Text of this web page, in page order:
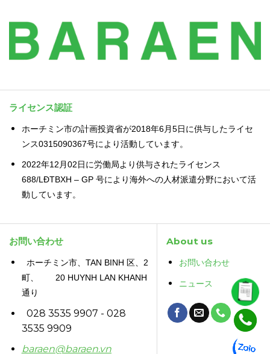
ライセンス認証
ホーチミン市の計画投資省が2018年6月5日に供与したライセ
ンス0315090367号により活動しています。
2022年12月02日に労働局より供与されたライセンス
688/LĐTBXH – GP 号により海外への人材派遣分野において活
動しています。
お問い合わせ
ホーチミン市、TAN BINH 区、2
町、 20 HUYNH LAN KHANH
通り
028 3535 9907 - 028
3535 9909
baraen@baraen.vn
About us
お問い合わせ
ニュース